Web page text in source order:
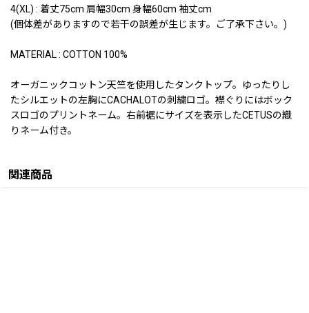
4(XL) : 着丈75cm 肩幅30cm 身幅60cm 袖丈cm
(個体差がありますので若干の誤差が生じます。ご了承下さい。)
MATERIAL : COTTON 100%
オーガニックコットン天竺を使用したタンクトップ。ゆったりし
たシルエットの左胸にCACHALOTの刺繍ロゴ。襟ぐりにはボック
スロゴのプリントネーム。右前裾にサイズを表示したCETUSの織
りネーム付き。
関連商品